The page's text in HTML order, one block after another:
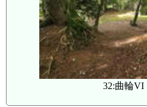
32:曲輪VI